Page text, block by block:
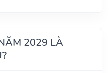
2029 LÀ